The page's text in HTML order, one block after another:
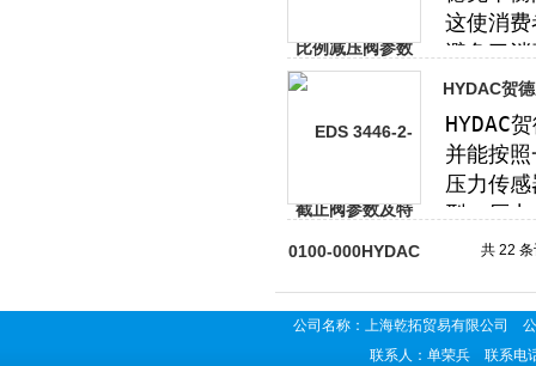
HYDAC贺
共 22
公司名称：上海乾拓贸易有限公司
联系人：单荣兵 联系电